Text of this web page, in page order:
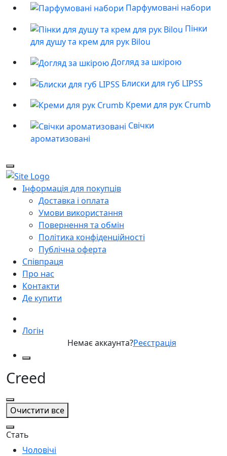
Парфумовані набори
Пінки
для душу та крем для рук Bilou
Догляд за шкірою
Блиски для губ LIPSS
Креми для рук Crumb
Свічки
ароматизовані
Інформація для покупців
Доставка і оплата
Умови використання
Повернення та обмін
Політика конфіденційності
Публічна оферта
Співпраця
Про нас
Контакти
Де купити
Логін
Немає аккаунта?Реєстрація
Creed
Очистити все
Стать
Чоловічі